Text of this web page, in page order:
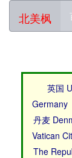
北美枫
英国
Germany
丹麦
Vatican
The